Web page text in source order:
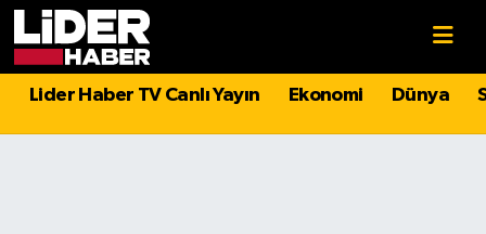
Lider Haber TV Canlı Yayın Ekonomi Dünya
Politika
Hava Durumu